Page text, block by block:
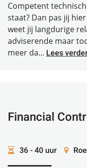
Competent
staat? Dan pas jij
weet jij langdurige
adviserende maar
meer da... Lees
Financial
36 - 40 uur